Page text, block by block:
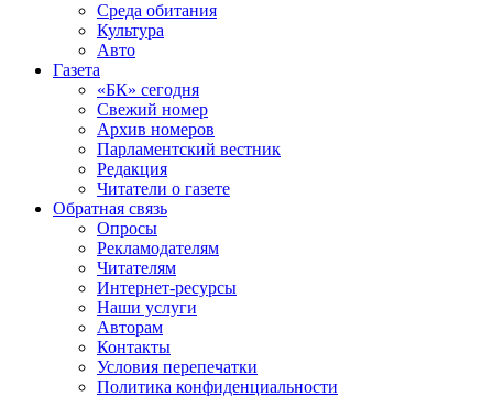
Среда обитания
Культура
Авто
Газета
«БК» сегодня
Свежий номер
Архив номеров
Парламентский вестник
Редакция
Читатели о газете
Обратная связь
Опросы
Рекламодателям
Читателям
Интернет-ресурсы
Наши услуги
Авторам
Контакты
Условия перепечатки
Политика конфиденциальности